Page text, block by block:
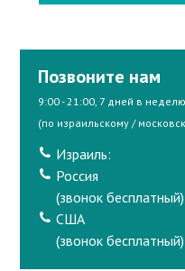
Позвоните нам
9:00 - 21:00, 7 дней в
(по израильскому /
Израиль:
Россия
(звонок бесплатный)
США
(звонок бесплатный)